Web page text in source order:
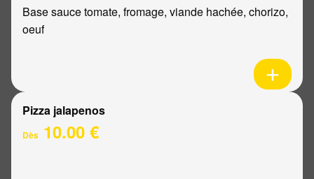
Base sauce tomate, fromage, viande hachée, chorizo,
oeuf
Pizza jalapenos
Dès 10.00 €